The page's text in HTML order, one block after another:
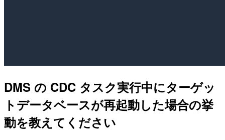
DMS の CDC タスク実行中にターゲッ
トデータベースが再起動した場合の挙
動を教えてください